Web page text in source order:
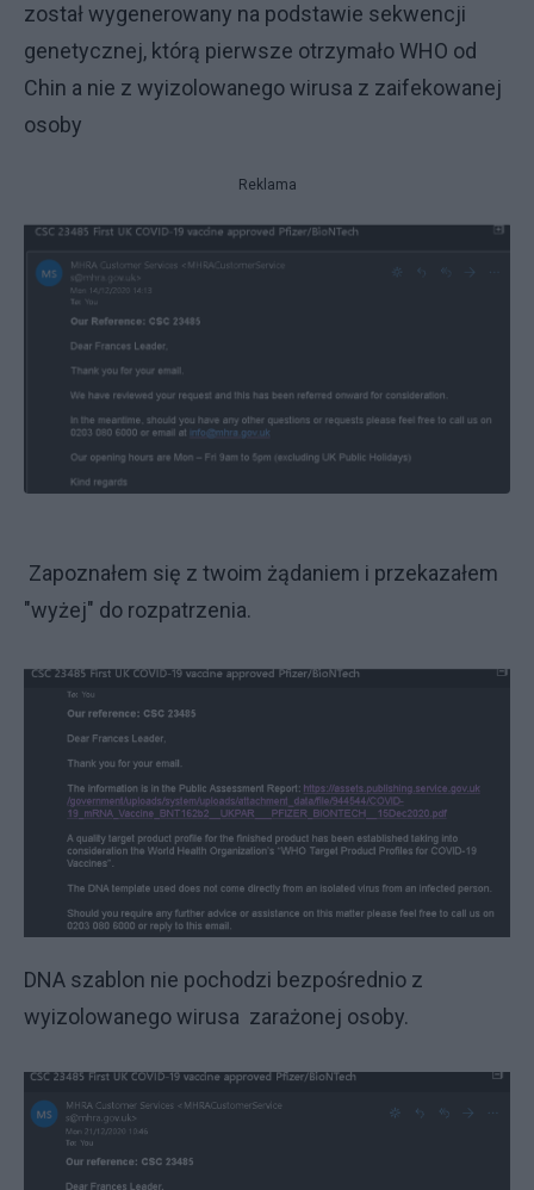
został wygenerowany na podstawie sekwencji
genetycznej, którą pierwsze otrzymało WHO od
Chin a nie z wyizolowanego wirusa z zaifekowanej
osoby
Reklama
Zapoznałem się z twoim żądaniem i przekazałem
"wyżej" do rozpatrzenia.
DNA szablon nie pochodzi bezpośrednio z
wyizolowanego wirusa zarażonej osoby.